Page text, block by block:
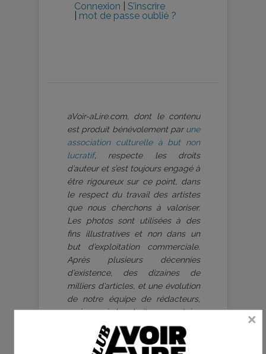
Connexion
S’inscrire
mot de passe oublié ?
aVoir-aLire.com, dont le contenu
est produit bénévolement par une
association culturelle à but non
lucratif, respecte les droits
d’auteur et s’est toujours engagé à
être rigoureux sur ce point, dans
le respect du travail des artistes
que nous cherchons à valoriser.
Les photos sont utilisées à des
fins illustratives et non dans un
but d’exploitation commerciale.
Après plusieurs décennies
d’existence, des dizaines de
milliers d’articles, et une évolution
de notre équipe de rédacteurs,
mais aussi des droits sur certains
clichés repris sur notre
plateforme, nous comptons sur la
bienveillance et vigilance de